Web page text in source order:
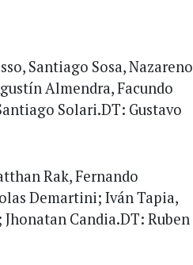
Santiago Sosa, Nazareno
Almendra, Facundo
Solari.DT: Gustavo
Rak, Fernando
Demartini; Iván Tapia,
Candia.DT: Ruben